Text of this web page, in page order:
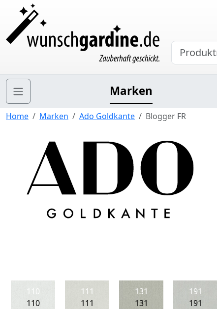
Marken
Home Marken Ado Goldkante Blogger FR
110
110
111
111
131
131
191
191